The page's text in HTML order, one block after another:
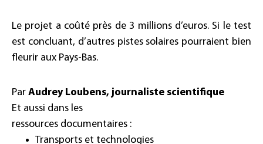
Le projet a coûté près de 3 millions d’euros. Si le test
est concluant, d’autres pistes solaires pourraient bien
fleurir aux Pays-Bas.
Par Audrey Loubens, journaliste scientifique
Et aussi dans les
ressources documentaires :
Transports et technologies